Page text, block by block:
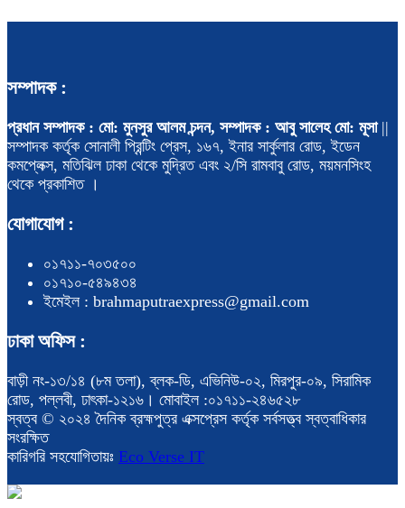
সম্পাদক :
প্রধান সম্পাদক : মো: মুনসুর আলম চন্দন, সম্পাদক : আবু সালেহ মো: মূসা||
সম্পাদক কর্তৃক সোনালী প্রিন্টিং প্রেস, ১৬৭, ইনার সার্কুলার রোড, ইডেন
কমপ্লেক্স, মতিঝিল ঢাকা থেকে মুদ্রিত এবং ২/সি রামবাবু রোড, ময়মনসিংহ
থেকে প্রকাশিত ।
যোগাযোগ :
০১৭১১-৭০৩৫০০
০১৭১০-৫৪৯৪৩৪
ইমেইল : brahmaputraexpress@gmail.com
ঢাকা অফিস :
বাড়ী নং-১৩/১৪ (৮ম তলা), ব্লক-ডি, এভিনিউ-০২, মিরপুর-০৯, সিরামিক
রোড, পল্লবী, ঢাৎকা-১২১৬। মোবাইল :০১৭১১-২৪৬৫২৮
স্বত্ব © ২০২৪ দৈনিক ব্রহ্মপুত্র এক্সপ্রেস কর্তৃক সর্বসত্ত্ব স্বত্বাধিকার
সংরক্ষিত
কারিগরি সহযোগিতায়ঃ Eco Verse IT